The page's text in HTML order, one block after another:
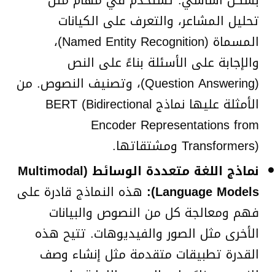
تحليل المشاعر، والتعرف على الكيانات
المسماة (Named Entity Recognition)،
والإجابة على الأسئلة بناءً على النص
(Question Answering)، وتصنيف النصوص. من
الأمثلة عليها نماذج BERT (Bidirectional
Encoder Representations from
Transformers) ومشتقاتها.
نماذج اللغة متعددة الوسائط (Multimodal
Language Models):
هذه النماذج قادرة على
فهم ومعالجة كل من النصوص والبيانات
الأخرى مثل الصور والفيديوهات. تتيح هذه
القدرة تطبيقات متقدمة مثل إنشاء وصف